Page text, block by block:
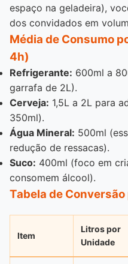
espaço na geladeira),
dos convidados em
Média de Consumo
4h)
Refrigerante: 600ml a
garrafa de 2L).
Cerveja: 1,5L a 2L para
350ml).
Água Mineral: 500ml
redução de ressacas).
Suco: 400ml (foco em
consomem álcool).
Tabela de
Item
Litros por
Unidade